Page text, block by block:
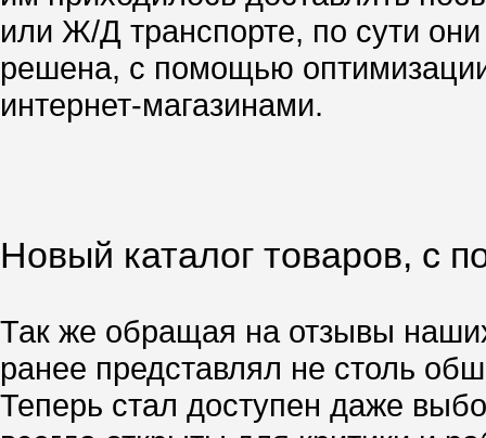
или Ж/Д транспорте, по сути
решена, с помощью
интернет-магазинами.
Новый каталог товаров, с
Так же обращая на отзывы
ранее представлял не столь
Теперь стал доступен даже